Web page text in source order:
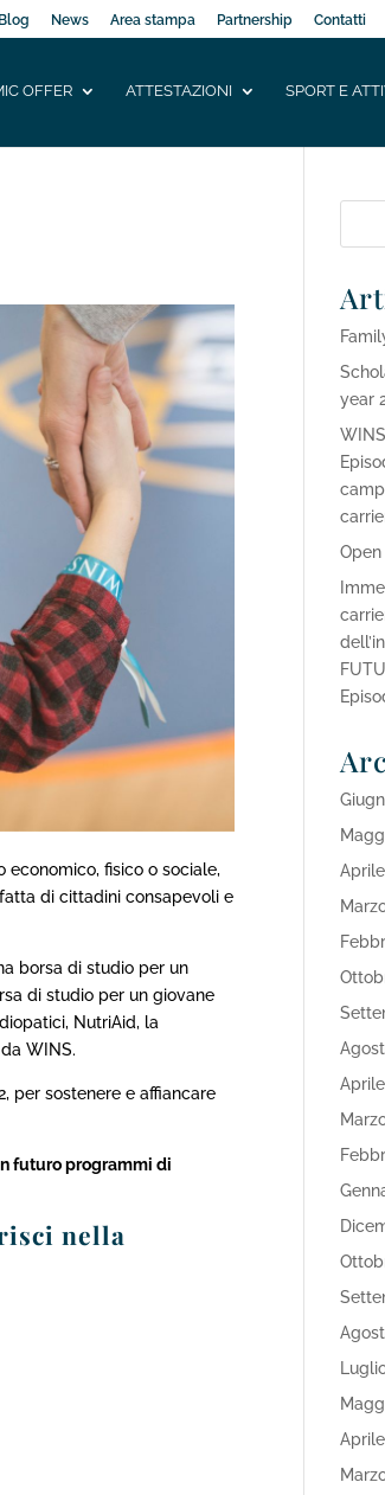
News Area stampa Partnership Contatti
OFFER ATTESTAZIONI SPORT E
fisico o sociale,
di cittadini consapevoli e
borsa di studio per un
di studio per un giovane
NutriAid, la
WINS.
per sostenere e affiancare
futuro programmi di
nella
year